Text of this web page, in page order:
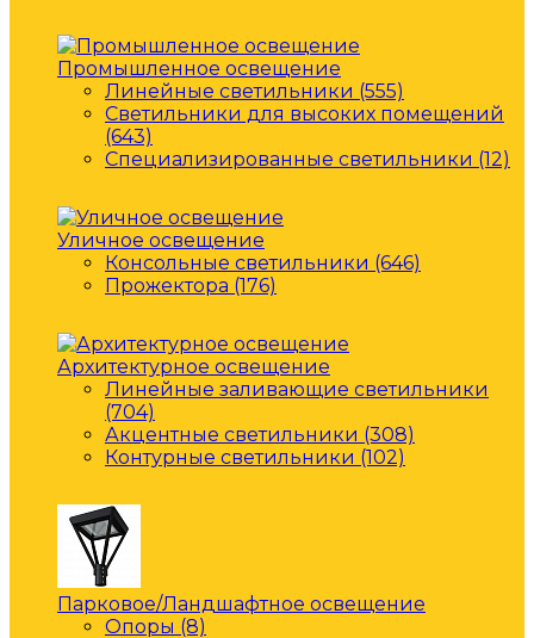
Промышленное освещение
Линейные светильники (555)
Светильники для высоких помещений
(643)
Специализированные светильники (12)
Уличное освещение
Консольные светильники (646)
Прожектора (176)
Архитектурное освещение
Линейные заливающие светильники
(704)
Акцентные светильники (308)
Контурные светильники (102)
Парковое/Ландшафтное освещение
Опоры (8)